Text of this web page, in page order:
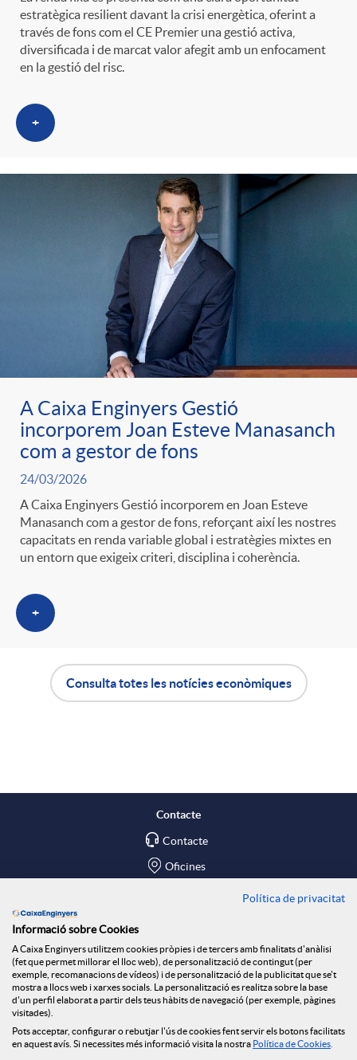
estratègica resilient davant la crisi energètica, oferint a
través de fons com el CE Premier una gestió activa,
diversificada i de marcat valor afegit amb un enfocament
en la gestió del risc.
+
A Caixa Enginyers Gestió
incorporem Joan Esteve Manasanch
com a gestor de fons
24/03/2026
A Caixa Enginyers Gestió incorporem en Joan Esteve
Manasanch com a gestor de fons, reforçant així les nostres
capacitats en renda variable global i estratègies mixtes en
un entorn que exigeix criteri, disciplina i coherència.
+
c
a
c
n
n
o
Consulta totes les notícies econòmiques
Contacte
Contacte
Oficines
Social Room
Seguretat Online
Política de privacitat
Informació sobre Cookies
A Caixa Enginyers utilitzem cookies pròpies i de tercers amb finalitats d'anàlisi
(fet que permet millorar el lloc web), de personalització de contingut (per
exemple, recomanacions de vídeos) i de personalització de la publicitat que se't
mostra a llocs web i xarxes socials. La personalització es realitza sobre la base
d'un perfil elaborat a partir dels teus hàbits de navegació (per exemple, pàgines
visitades).
Pots acceptar, configurar o rebutjar l'ús de cookies fent servir els botons facilitats
en aquest avís. Si necessites més informació visita la nostra Política de Cookies